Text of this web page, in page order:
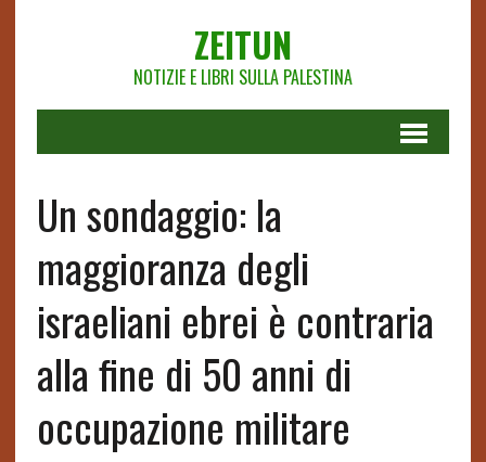
ZEITUN
NOTIZIE E LIBRI SULLA PALESTINA
Un sondaggio: la
maggioranza degli
israeliani ebrei è contraria
alla fine di 50 anni di
occupazione militare